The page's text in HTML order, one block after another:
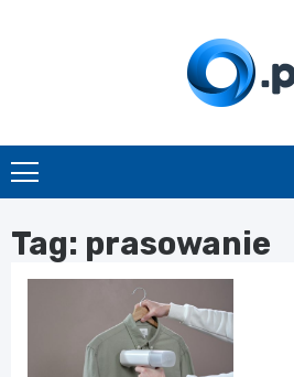
O.pl
Tag: prasowanie